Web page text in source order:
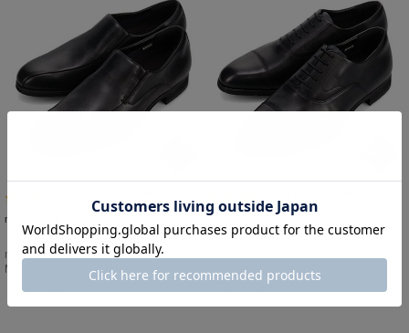
3.5（4）
る
madras Walk
【GORE-TEX】マドラスウォーク
madras Walk ゴアテックス サラウンド
フットウェア スリッポンドレスシュー
MW9633S BLACK
￥29,700 税込
madras Walk
【GORE-TEX】マドラスウォーク
フットウェア 内羽根ストレートチップ
ドレスシューズ MW9640S
MW9640S BLACK
￥29,700 税込